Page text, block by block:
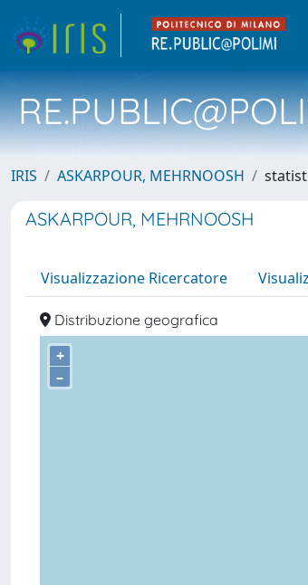
IRIS ASKARPOUR, MEHRNOOSH
ASKARPOUR, MEHRNOOSH
Visualizzazione Ricercatore
Distribuzione geografica
+
–